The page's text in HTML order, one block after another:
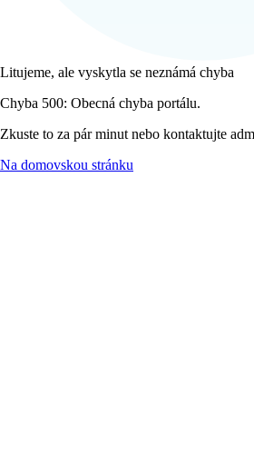
Litujeme, ale vyskytla se neznámá chyba
Chyba 500: Obecná chyba portálu.
Zkuste to za pár minut nebo kontaktujte
Na domovskou stránku